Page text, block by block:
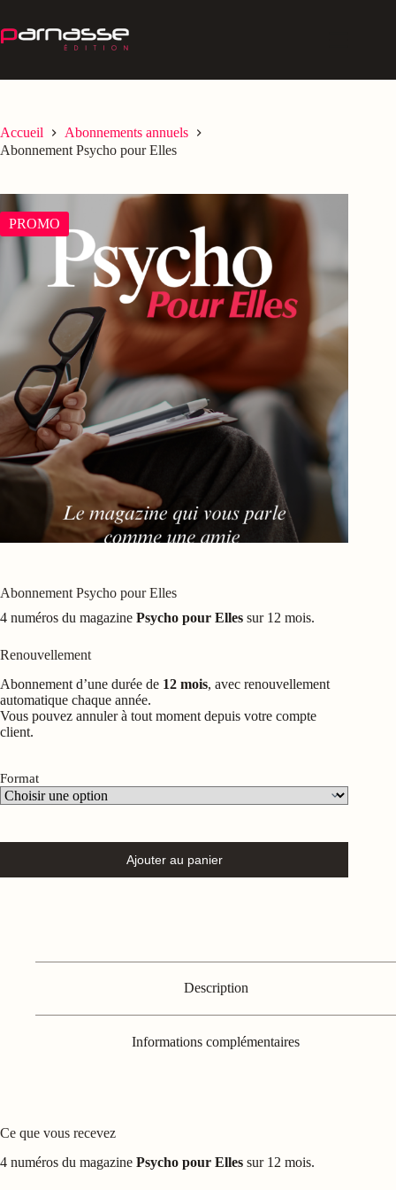
contenu
Accueil
Abonnements annuels
Abonnement Psycho pour Elles
PROMO
Abonnement Psycho pour Elles
4 numéros du magazine Psycho pour Elles sur 12 mois.
Renouvellement
Abonnement d’une durée de 12 mois, avec renouvellement
automatique chaque année.
Vous pouvez annuler à tout moment depuis votre compte
client.
Format
Ajouter au panier
Description
Informations complémentaires
Ce que vous recevez
4 numéros du magazine Psycho pour Elles sur 12 mois.